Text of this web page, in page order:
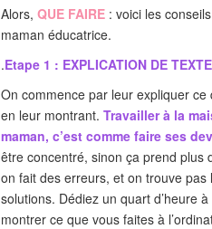
Alors, QUE FAIRE : voici les
maman éducatrice.
.Etape 1 : EXPLICATION DE TEXTE
On commence par leur expliquer ce
en leur montrant. Travailler à la
maman, c’est comme faire ses
être concentré, sinon ça prend plus
on fait des erreurs, et on trouve pas
solutions. Dédiez un quart d’heure
montrer ce que vous faites à